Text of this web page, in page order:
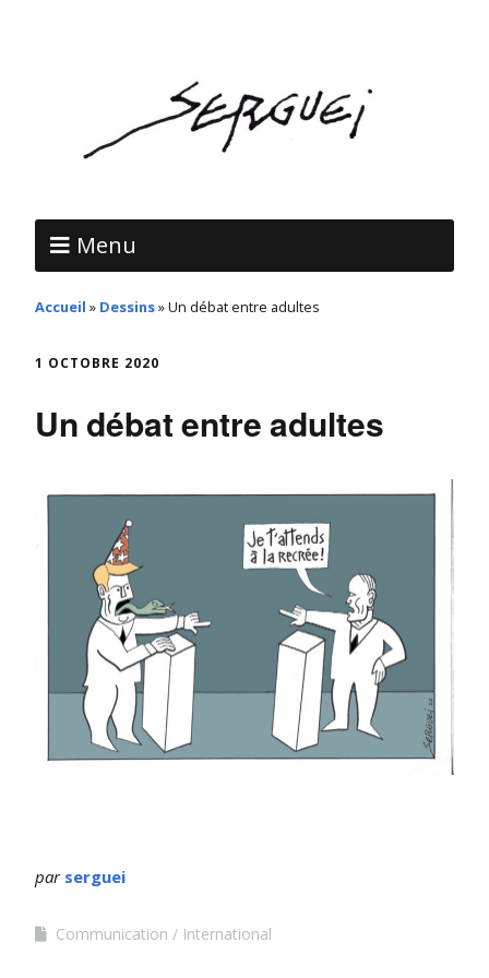
Menu
Accueil » Dessins»Un débat entre adultes
1 OCTOBRE 2020
Un débat entre adultes
par serguei
Communication International